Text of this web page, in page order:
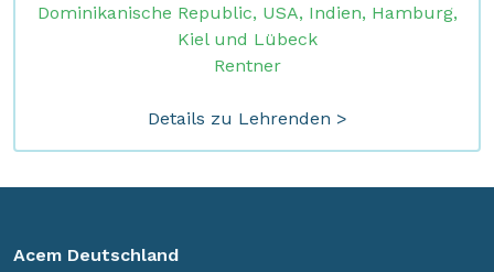
Dominikanische Republic, USA, Indien, Hamburg,
Kiel und Lübeck
Rentner
Details zu Lehrenden >
Acem Deutschland